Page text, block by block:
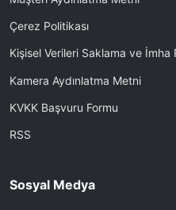
Çerez Politikası
Kişisel Verileri Saklama ve İmha
Kamera Aydınlatma Metni
KVKK Başvuru Formu
RSS
Sosyal Medya